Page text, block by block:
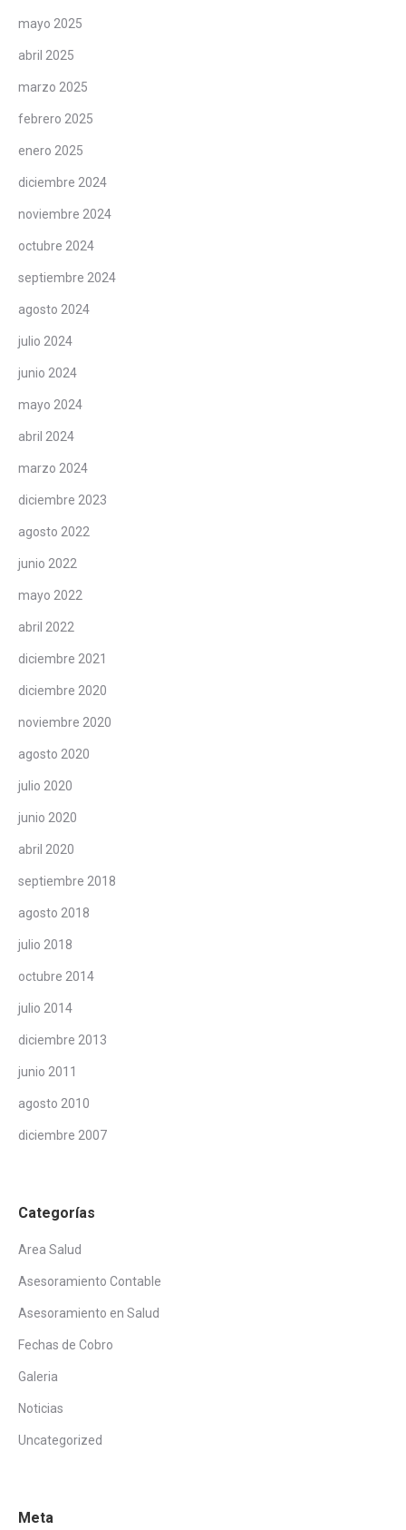
mayo 2025
abril 2025
marzo 2025
febrero 2025
enero 2025
diciembre 2024
noviembre 2024
octubre 2024
septiembre 2024
agosto 2024
julio 2024
junio 2024
mayo 2024
abril 2024
marzo 2024
diciembre 2023
agosto 2022
junio 2022
mayo 2022
abril 2022
diciembre 2021
diciembre 2020
noviembre 2020
agosto 2020
julio 2020
junio 2020
abril 2020
septiembre 2018
agosto 2018
julio 2018
octubre 2014
julio 2014
diciembre 2013
junio 2011
agosto 2010
diciembre 2007
Categorías
Area Salud
Asesoramiento Contable
Asesoramiento en Salud
Fechas de Cobro
Galeria
Noticias
Uncategorized
Meta